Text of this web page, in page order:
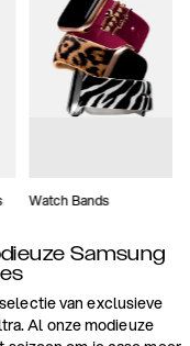
Watch Bands
Samsung
van exclusieve
Al onze modieuze